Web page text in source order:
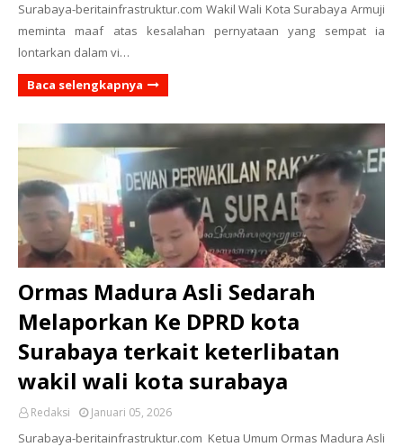
Surabaya-beritainfrastruktur.com Wakil Wali Kota Surabaya Armuji
meminta maaf atas kesalahan pernyataan yang sempat ia
lontarkan dalam vi…
Baca selengkapnya
Ormas Madura Asli Sedarah
Melaporkan Ke DPRD kota
Surabaya terkait keterlibatan
wakil wali kota surabaya
Redaksi Januari 05, 2026
Surabaya-beritainfrastruktur.com Ketua Umum Ormas Madura Asli